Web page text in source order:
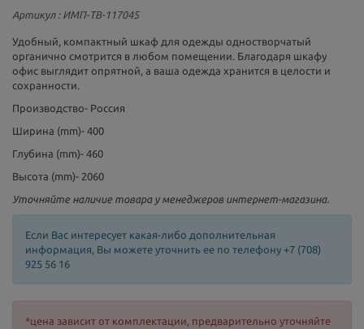
Артикул: ИМП-ТВ-117045
Удобный, компактный шкаф для одежды одностворчатый
органично смотрится в любом помещении. Благодаря шкафу
офис выглядит опрятной, а ваша одежда хранится в целости и
сохранности.
Производство- Россия
Ширина (mm)- 400
Глубина (mm)- 460
Высота (mm)- 2060
Уточняйте наличие товара у менеджеров интернет-магазина.
Если Вас интересует какая-либо дополнительная
информация, Вы можете уточнить ее по телефону +7 (708)
925 56 16
*цена зависит от комплектации, предварительно уточняйте